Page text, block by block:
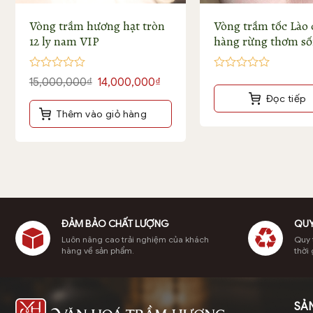
Vòng tay trầm hương 8 ly đơn cận
Vòng trầm hương hạt tròn
12 ly nam VIP
Được
xếp
hạng
5
15,000,000₫ Giá
gốc
là:
15,000,000₫.
14,000,000₫Giá
hiện
là:
Thêm vào giỏ hàng
Vòng trầm tốc Lào
hàng rừng thơm
mạnh
xếp
0
Đọc tiếp
ĐẢM BẢO CHẤT LƯỢNG
Luôn nâng cao trải nghiệm của khách
hàng về sản phẩm.
Quy
thời